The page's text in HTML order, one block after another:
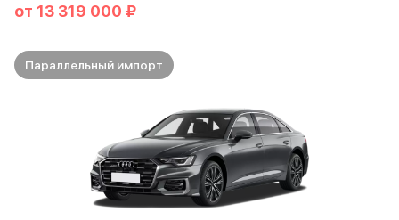
от 13 319 000 ₽
Параллельный импорт